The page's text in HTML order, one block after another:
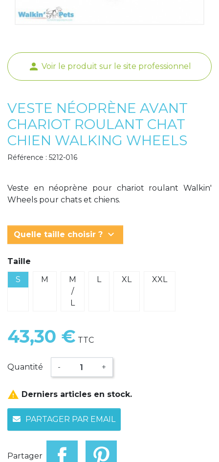
person Voir le produit sur le site professionnel
VESTE NÉOPRÈNE AVANT
CHARIOT ROULANT CHAT
CHIEN WALKING WHEELS
Référence : 5212-016
Veste en néoprène pour chariot roulant Walkin'
Wheels pour chats et chiens.
Quelle taille choisir ? keyboard_arrow_down
Taille
S
M
M
/
L
L XL XXL
43,30 € TTC
Quantité - +
 Derniers articles en stock.
PARTAGER PAR EMAIL
Partager
Poids de jambe